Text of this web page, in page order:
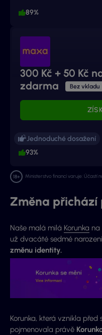
89%
300 Kč + 50 Kč
zdarma
Bez vkladu
Jednoduché dosažení
93%
Ministerstvo financí varuje: Účastí
Změna přichází
Naše malá milá Korunka na
už dvacáté sedmé
změnu identity.
Korunka, která vznikla
pojmenovala právě